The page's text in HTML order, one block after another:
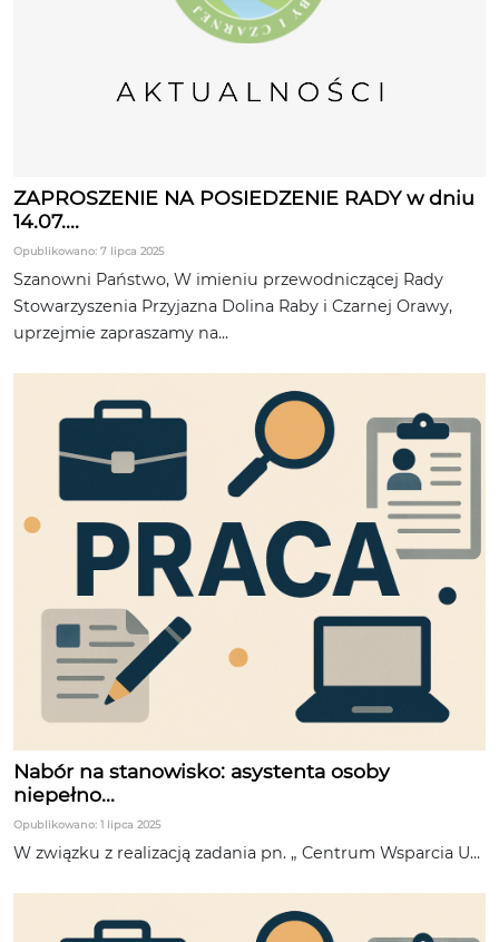
ZAPROSZENIE NA POSIEDZENIE RADY w dniu
14.07....
Opublikowano: 7 lipca 2025
Szanowni Państwo, W imieniu przewodniczącej Rady
Stowarzyszenia Przyjazna Dolina Raby i Czarnej Orawy,
uprzejmie zapraszamy na...
Nabór na stanowisko: asystenta osoby
niepełno...
Opublikowano: 1 lipca 2025
W związku z realizacją zadania pn. „ Centrum Wsparcia U...